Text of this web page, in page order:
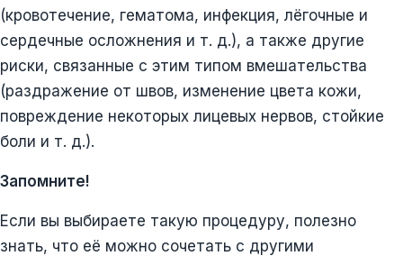
(кровотечение, гематома, инфекция, лёгочные и
сердечные осложнения и т. д.), а также другие
риски, связанные с этим типом вмешательства
(раздражение от швов, изменение цвета кожи,
повреждение некоторых лицевых нервов, стойкие
боли и т. д.).
Запомните!
Если вы выбираете такую процедуру, полезно
знать, что её можно сочетать с другими